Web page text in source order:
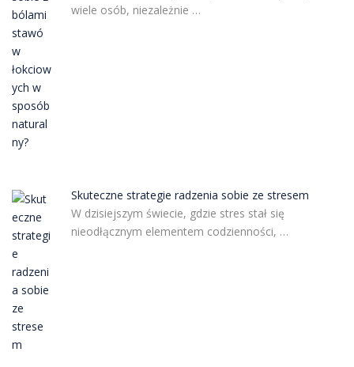
wiele osób, niezależnie …
Skuteczne strategie radzenia sobie ze stresem
W dzisiejszym świecie, gdzie stres stał się
nieodłącznym elementem codzienności, …